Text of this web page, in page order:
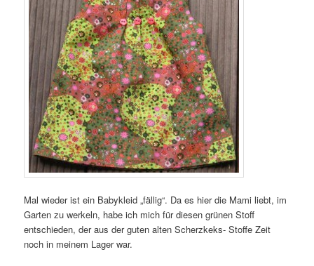
Mal wieder ist ein Babykleid „fällig“. Da es hier die Mami liebt, im
Garten zu werkeln, habe ich mich für diesen grünen Stoff
entschieden, der aus der guten alten Scherzkeks- Stoffe Zeit
noch in meinem Lager war.